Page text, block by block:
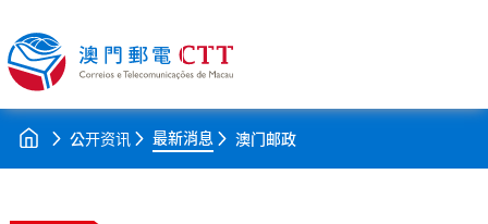
公开资讯 最新消息 澳门邮政